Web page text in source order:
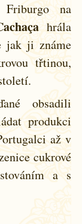
Friburgo na
hrála
jak ji známe
třtinou,
obsadili
produkci
až v
cukrové
a s